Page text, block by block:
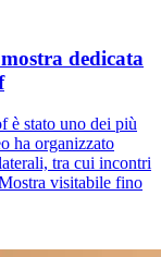
dedicata
è stato uno dei più
ha organizzato
tra cui incontri
visitabile fino